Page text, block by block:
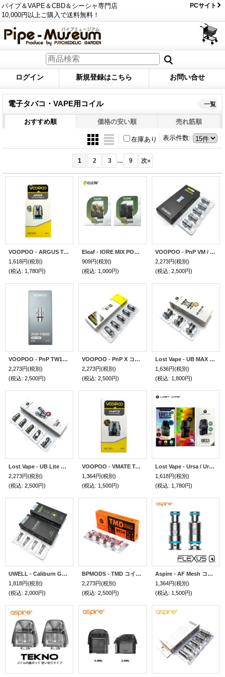
パイプ＆VAPE＆CBD＆シーシャ専門店
10,000円以上ご購入で送料無料！
PCサイト
ログイン 新規登録はこちら お問い合せ
電子タバコ・VAPE用コイル 一覧
おすすめ順 価格の安い順 売れ筋順
表示件数:
在庫あり
1 2 3 ... 9 次»
VOOPOO - ARGUS Top Fill Cartridge V2（3個入り）
1,618円(税別)
(税込: 1,780円)
Eleaf - IORE MIX POD イーリーフ イオレミックス 交換用ポッド（2個入り）
909円(税別)
(税込: 1,000円)
VOOPOO - PnP VM / TM /TR コイル（5個入り）
2,273円(税別)
(税込: 2,500円)
VOOPOO - PnP TW15/20/30 コイル（5個入り）
2,273円(税別)
(税込: 2,500円)
VOOPOO - PnP X コイル（5個入り）
2,273円(税別)
(税込: 2,500円)
Lost Vape - UB MAX コイル（3個入り）
1,636円(税別)
(税込: 1,800円)
Lost Vape - UB Lite コイル（5個入り）
2,273円(税別)
(税込: 2,500円)
VOOPOO - VMATE Top Fill Cartridge（2個入り）
1,364円(税別)
(税込: 1,500円)
Lost Vape - Ursa / Ursa V2 / Ursa V3 POD（3個入り）
1,618円(税別)
(税込: 1,780円)
UWELL - Caliburn G／G2 コイル （4個入り）
1,818円(税別)
(税込: 2,000円)
BPMODS - TMD コイル （5個入り） 【BPMODS - Light Saber 用】
2,273円(税別)
(税込: 2,500円)
Aspire - AF Mesh コイル （5個入り） 【Aspire - Flexus シリーズ ／ Riil X 用】
1,364円(税別)
(税込: 1,500円)